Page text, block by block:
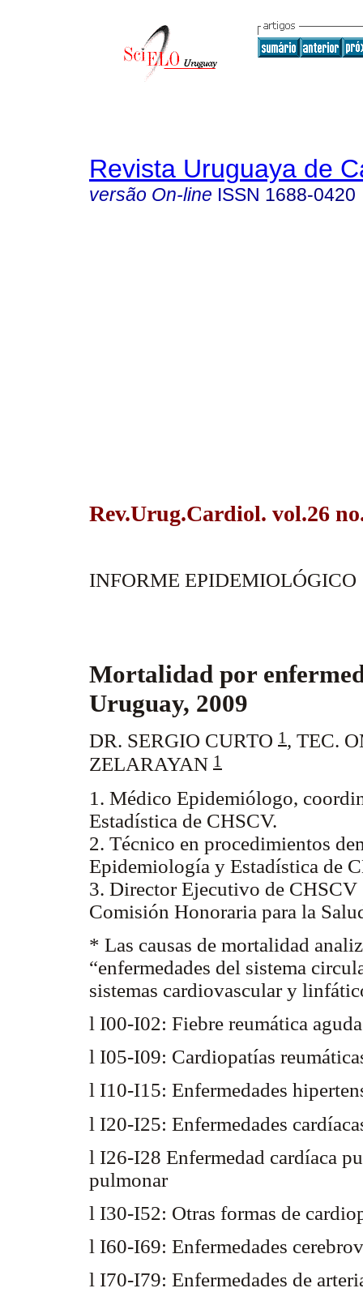
Revista Uruguaya de
versão On-line ISSN 1688-0420
Rev.Urug.Cardiol. vol.26
INFORME EPIDEMIOLÓGICO
Mortalidad por
Uruguay, 2009
DR. SERGIO CURTO 1 , TEC.
ZELARAYAN 1
1. Médico Epidemiólogo,
Estadística de CHSCV.
2. Técnico en procedimientos
Epidemiología y Estadística de
3. Director Ejecutivo de CHSCV
Comisión Honoraria para la
* Las causas de mortalidad
“enfermedades del sistema
sistemas cardiovascular y
l I00-I02: Fiebre reumática
l I05-I09: Cardiopatías
l I10-I15: Enfermedades
l I20-I25: Enfermedades
l I26-I28 Enfermedad cardíaca
pulmonar
l I30-I52: Otras formas de
l I60-I69: Enfermedades
l I70-I79: Enfermedades de